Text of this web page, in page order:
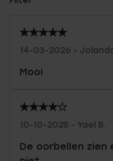
14-03-2026 -
Mooi
10-10-2025 - Yael B.
De oorbellen zien